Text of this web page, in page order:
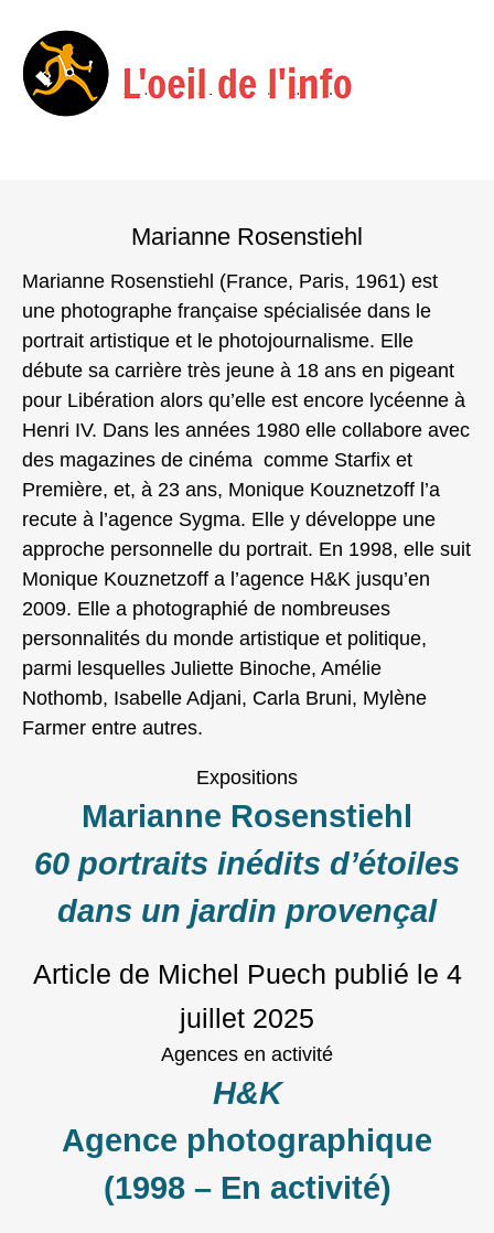
Marianne Rosenstiehl
Marianne Rosenstiehl (France, Paris, 1961) est
une photographe française spécialisée dans le
portrait artistique et le photojournalisme. Elle
débute sa carrière très jeune à 18 ans en pigeant
pour Libération alors qu’elle est encore lycéenne à
Henri IV. Dans les années 1980 elle collabore avec
des magazines de cinéma comme Starfix et
Première, et, à 23 ans, Monique Kouznetzoff l’a
recute à l’agence Sygma. Elle y développe une
approche personnelle du portrait. En 1998, elle suit
Monique Kouznetzoff a l’agence H&K jusqu’en
2009. Elle a photographié de nombreuses
personnalités du monde artistique et politique,
parmi lesquelles Juliette Binoche, Amélie
Nothomb, Isabelle Adjani, Carla Bruni, Mylène
Farmer entre autres.
Expositions
Marianne Rosenstiehl
60 portraits inédits d’étoiles
dans un jardin provençal
Article de Michel Puech publié le 4
juillet 2025
Agences en activité
H&K
Agence photographique
(1998 – En activité)